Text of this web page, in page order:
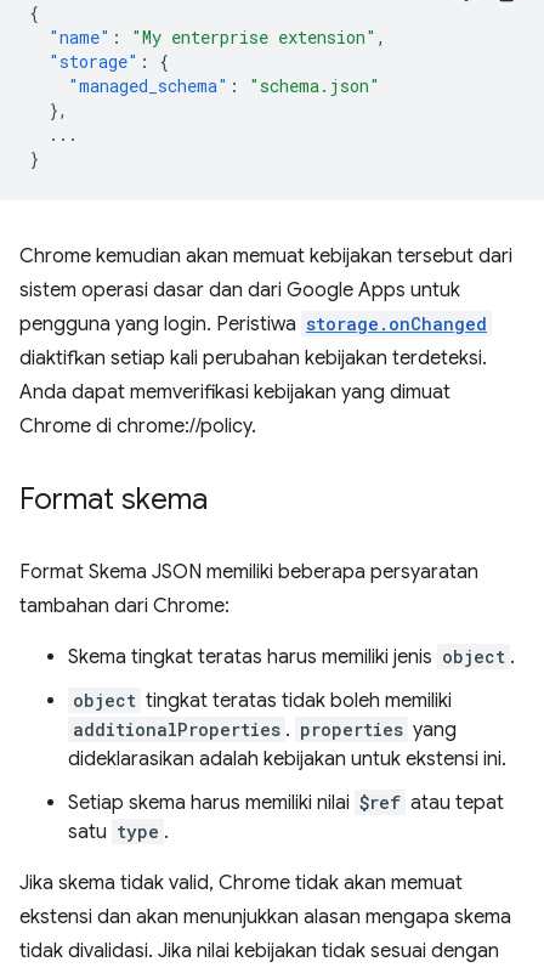
{
"name" : "My enterprise extension" ,
"storage" :
{
"managed_schema" :
"schema.json"
},
...
}
Chrome kemudian akan memuat kebijakan tersebut dari
sistem operasi dasar dan dari Google Apps untuk
pengguna yang login. Peristiwa storage.onChanged
diaktifkan setiap kali perubahan kebijakan terdeteksi.
Anda dapat memverifikasi kebijakan yang dimuat
Chrome di chrome://policy.
Format skema
Format Skema JSON memiliki beberapa persyaratan
tambahan dari Chrome:
Skema tingkat teratas harus memiliki jenis object .
object tingkat teratas tidak boleh memiliki
additionalProperties . properties yang
dideklarasikan adalah kebijakan untuk ekstensi ini.
Setiap skema harus memiliki nilai $ref atau tepat
satu type .
Jika skema tidak valid, Chrome tidak akan memuat
ekstensi dan akan menunjukkan alasan mengapa skema
tidak divalidasi. Jika nilai kebijakan tidak sesuai dengan